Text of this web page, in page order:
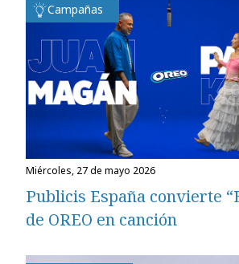
Campañas
miércoles, 27 de mayo 2026
Publicis España convierte
de OREO en canción